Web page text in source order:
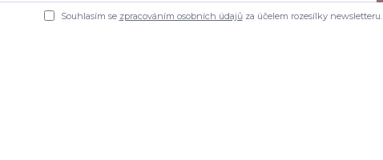
Souhlasím se zpracováním osobních údajůza účelem rozesílky newsletteru.